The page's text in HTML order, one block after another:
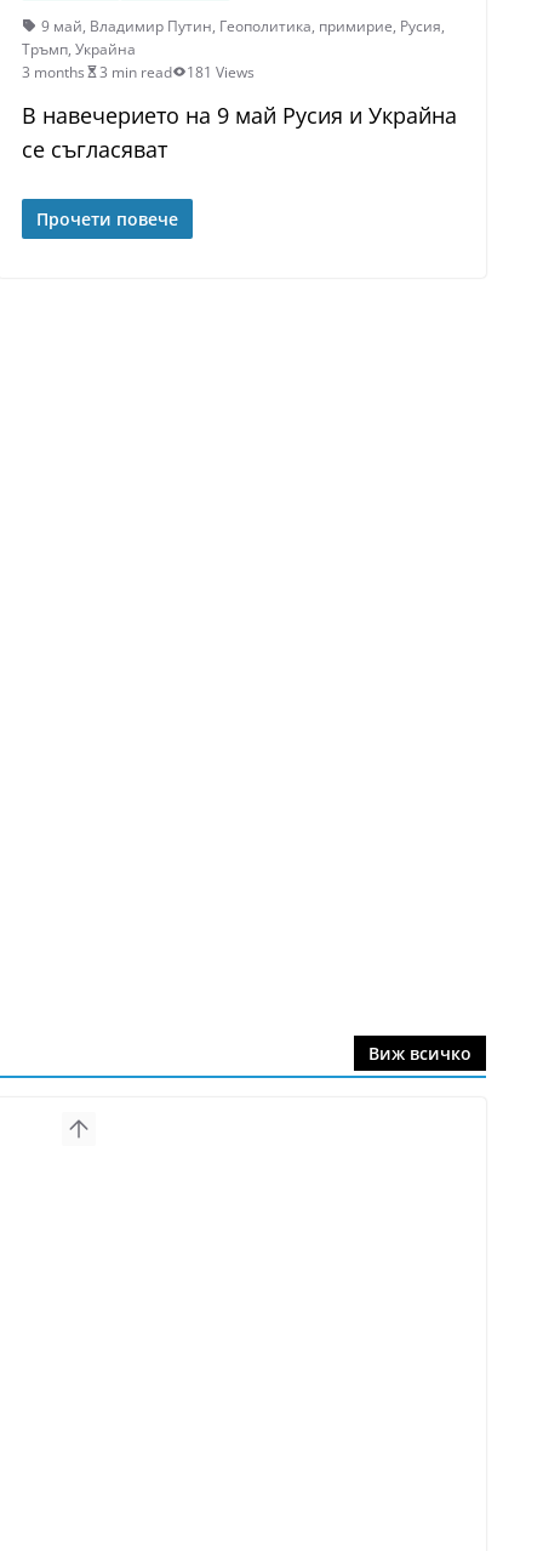
9 май, Владимир Путин, Геополитика, примирие, Русия,
Тръмп, Украйна
3 months
3 min read 181 Views
В навечерието на 9 май Русия и Украйна
се съгласяват
Прочети повече
Виж всичко